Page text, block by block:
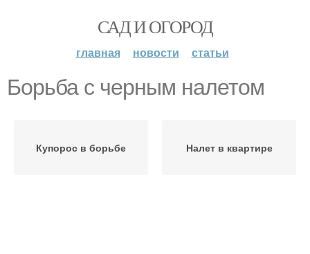
САД И ОГОРОД
главная новости статьи
Борьба с черным налетом
Купорос в борьбе Налет в квартире